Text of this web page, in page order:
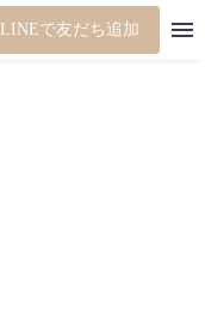
LINEで友だち追加